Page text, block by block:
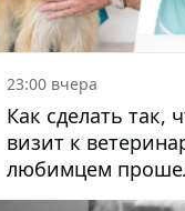
23:00 вчера
Как сделать так,
визит к
любимцем
спокойно: